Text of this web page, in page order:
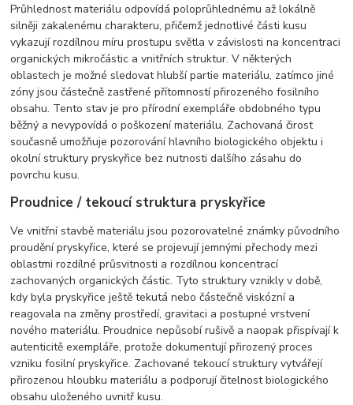
Průhlednost materiálu odpovídá poloprůhlednému až lokálně
silněji zakalenému charakteru, přičemž jednotlivé části kusu
vykazují rozdílnou míru prostupu světla v závislosti na koncentraci
organických mikročástic a vnitřních struktur. V některých
oblastech je možné sledovat hlubší partie materiálu, zatímco jiné
zóny jsou částečně zastřené přítomností přirozeného fosilního
obsahu. Tento stav je pro přírodní exempláře obdobného typu
běžný a nevypovídá o poškození materiálu. Zachovaná čirost
současně umožňuje pozorování hlavního biologického objektu i
okolní struktury pryskyřice bez nutnosti dalšího zásahu do
povrchu kusu.
Proudnice / tekoucí struktura pryskyřice
Ve vnitřní stavbě materiálu jsou pozorovatelné známky původního
proudění pryskyřice, které se projevují jemnými přechody mezi
oblastmi rozdílné průsvitnosti a rozdílnou koncentrací
zachovaných organických částic. Tyto struktury vznikly v době,
kdy byla pryskyřice ještě tekutá nebo částečně viskózní a
reagovala na změny prostředí, gravitaci a postupné vrstvení
nového materiálu. Proudnice nepůsobí rušivě a naopak přispívají k
autenticitě exempláře, protože dokumentují přirozený proces
vzniku fosilní pryskyřice. Zachované tekoucí struktury vytvářejí
přirozenou hloubku materiálu a podporují čitelnost biologického
obsahu uloženého uvnitř kusu.